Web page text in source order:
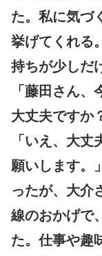
た。私に気づ
挙げてくれる
持ちが少しだ
「藤田さん、
大丈夫ですか
「いえ、大
願いします。
ったが、大介
線のおかげで
た。仕事や趣